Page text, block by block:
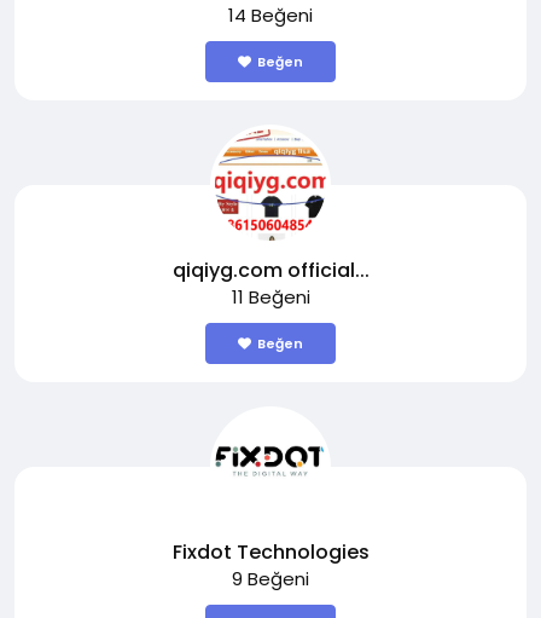
14 Beğeni
Beğen
qiqiyg.com official...
11 Beğeni
Beğen
Fixdot Technologies
9 Beğeni